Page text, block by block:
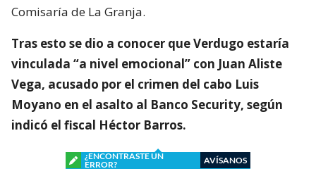
Comisaría de La Granja.
Tras esto se dio a conocer que Verdugo estaría
vinculada “a nivel emocional” con Juan Aliste
Vega, acusado por el crimen del cabo Luis
Moyano en el asalto al Banco Security, según
indicó el fiscal Héctor Barros.
¿ENCONTRASTE UN
ERROR?
AVÍSANOS